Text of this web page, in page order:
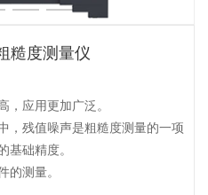
糙度测量仪
，应⽤更加⼴泛。
，残值噪声是粗糙度测量的⼀项
基础精度。
的测量。